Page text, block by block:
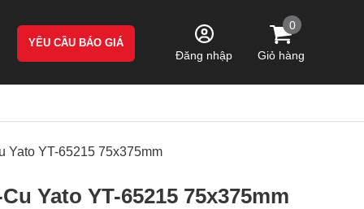
YÊU CẦU BÁO GIÁ
Đăng nhập
0
Giỏ hàng
Yato YT-65215 75x375mm
Yato YT-65215 75x375mm